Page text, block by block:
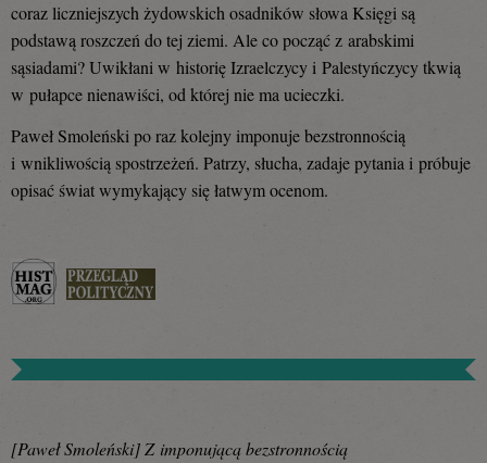
coraz liczniejszych żydowskich osadników słowa Księgi są
podstawą roszczeń do tej ziemi. Ale co począć z arabskimi
sąsiadami? Uwikłani w historię Izraelczycy i Palestyńczycy tkwią
w pułapce nienawiści, od której nie ma ucieczki.
Paweł Smoleński po raz kolejny imponuje bezstronnością
i wnikliwością spostrzeżeń. Patrzy, słucha, zadaje pytania i próbuje
opisać świat wymykający się łatwym ocenom.
[Paweł Smoleński] Z imponującą bezstronnością